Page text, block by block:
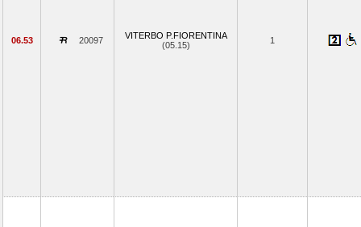
06.53 20097
VITERBO P.FIORENTINA
(05.15)
1